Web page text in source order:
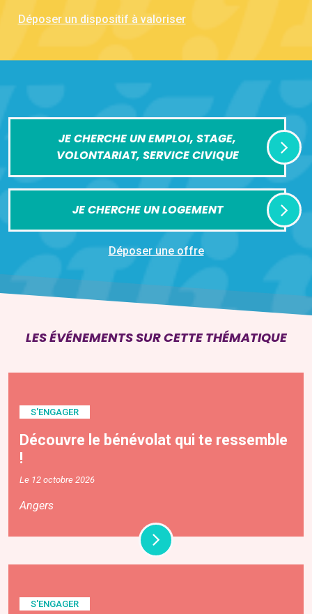
Déposer un dispositif à valoriser
JE CHERCHE UN EMPLOI, STAGE,
VOLONTARIAT, SERVICE CIVIQUE
JE CHERCHE UN LOGEMENT
Déposer une offre
LES ÉVÉNEMENTS SUR CETTE THÉMATIQUE
S'ENGAGER
Découvre le bénévolat qui te ressemble
!
Le 12 octobre 2026
Angers
S'ENGAGER